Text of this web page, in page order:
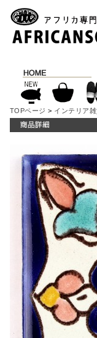
TOPページ > インテリア